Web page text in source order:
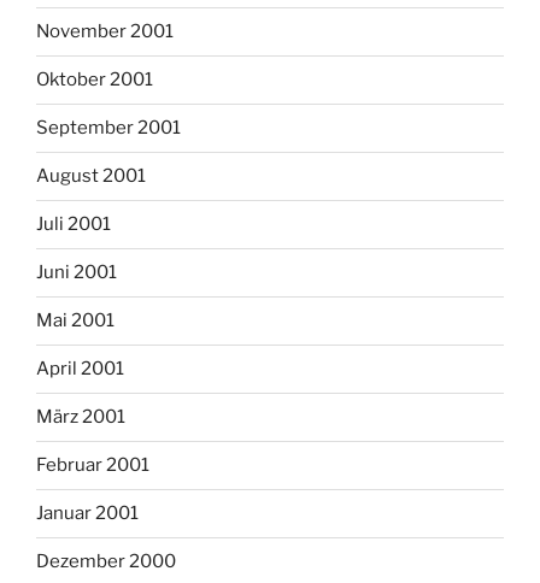
November 2001
Oktober 2001
September 2001
August 2001
Juli 2001
Juni 2001
Mai 2001
April 2001
März 2001
Februar 2001
Januar 2001
Dezember 2000